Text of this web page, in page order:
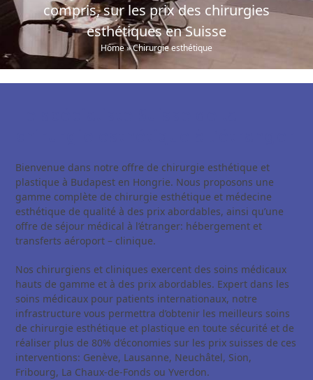
compris, sur les prix des chirurgies
esthétiques en Suisse
Home»Chirurgie esthétique
Bienvenue dans notre offre de chirurgie esthétique et
plastique à Budapest en Hongrie. Nous proposons une
gamme complète de chirurgie esthétique et médecine
esthétique de qualité à des prix abordables, ainsi qu’une
offre de séjour médical à l’étranger: hébergement et
transferts aéroport – clinique.
Nos chirurgiens et cliniques exercent des soins médicaux
hauts de gamme et à des prix abordables. Expert dans les
soins médicaux pour patients internationaux, notre
infrastructure vous permettra d’obtenir les meilleurs soins
de chirurgie esthétique et plastique en toute sécurité et de
réaliser plus de 80% d’économies sur les prix suisses de ces
interventions: Genève, Lausanne, Neuchâtel, Sion,
Fribourg, La Chaux-de-Fonds ou Yverdon.